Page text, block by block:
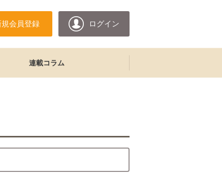
規会員登録 ログイン
連載コラム